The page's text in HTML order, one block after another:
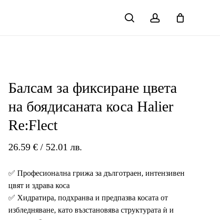
search account
Балсам за фиксиране цвета
на боядисаната коса Halier
Re:Flect
26.59 €/ 52.01 лв.
✅ Професионална грижа за дълготраен, интензивен
цвят и здрава коса
✅ Хидратира, подхранва и предпазва косата от
избледняване, като възстановява структурата ѝ и